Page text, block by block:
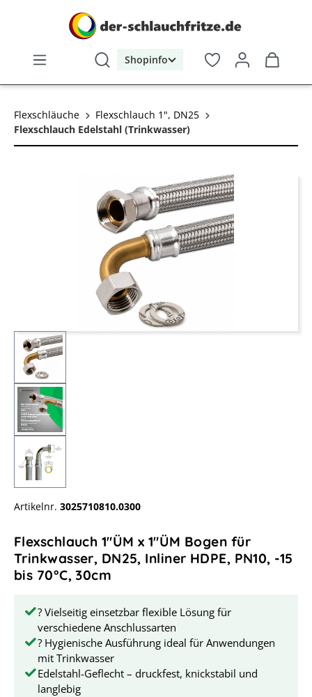
Shopinfo
Flexschläuche
Flexschlauch 1", DN25
Flexschlauch Edelstahl (Trinkwasser)
Artikelnr. 3025710810.0300
Flexschlauch 1"ÜM x 1"ÜM Bogen für
Trinkwasser, DN25, Inliner HDPE, PN10, -15
bis 70°C, 30cm
? Vielseitig einsetzbar flexible Lösung für
verschiedene Anschlussarten
? Hygienische Ausführung ideal für Anwendungen
mit Trinkwasser
Edelstahl-Geflecht – druckfest, knickstabil und
langlebig